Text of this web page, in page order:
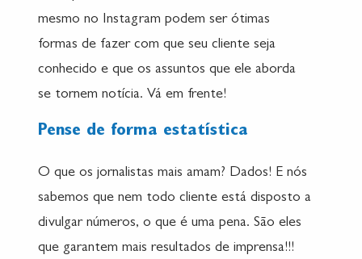
mesmo no Instagram podem ser ótimas
formas de fazer com que seu cliente seja
conhecido e que os assuntos que ele aborda
se tornem notícia. Vá em frente!
Pense de forma estatística
O que os jornalistas mais amam? Dados! E nós
sabemos que nem todo cliente está disposto a
divulgar números, o que é uma pena. São eles
que garantem mais resultados de imprensa!!!